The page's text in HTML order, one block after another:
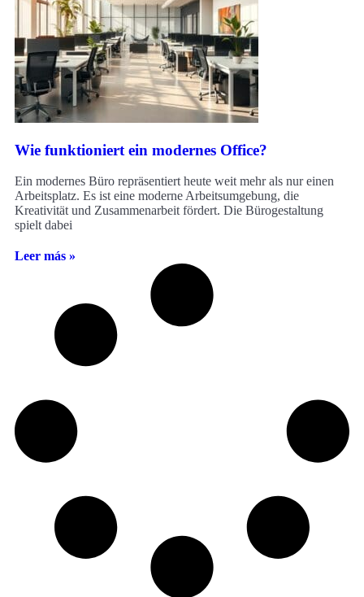
Wie funktioniert ein modernes Office?
Ein modernes Büro repräsentiert heute weit mehr als nur einen
Arbeitsplatz. Es ist eine moderne Arbeitsumgebung, die
Kreativität und Zusammenarbeit fördert. Die Bürogestaltung
spielt dabei
Leer más »